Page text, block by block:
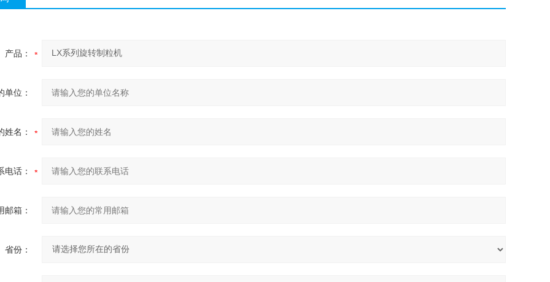
产品：
单位：
姓名：
电话：
邮箱：
省份：